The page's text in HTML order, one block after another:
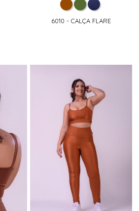
6010 - CALÇA FLARE